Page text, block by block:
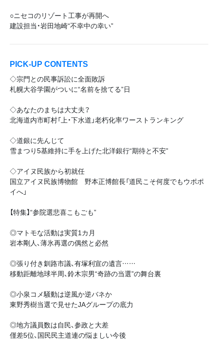
○ニセコのリゾート工事が再開へ
建設担当・岩田地崎“不幸中の幸い”
PICK-UP CONTENTS
◇宗門との民事訴訟に全面敗訴
札幌大谷学園がついに“名前を捨てる”日
◇あなたのまちは大丈夫？
北海道内市町村「上・下水道」老朽化率ワーストランキング
◇道銀に先んじて
雪まつり5基維持に手を上げた北洋銀行“期待と不安”
◇アイヌ民族から初就任
国立アイヌ民族博物館 野本正博館長「道民こそ何度でもウポポ
イへ」
【特集】“参院選悲喜こもごも”
◎マトモな活動は実質1カ月
岩本剛人、薄氷再選の偶然と必然
◎張り付き釧路市議、有塚利宣の遺言……
移動距離地球半周、鈴木宗男“奇跡の当選”の舞台裏
◎小泉コメ騒動は逆風か逆バネか
東野秀樹当選で見せたJAグループの底力
◎地方議員数は自民、参政と大差
僅差5位、国民民主道連の悩ましい今後